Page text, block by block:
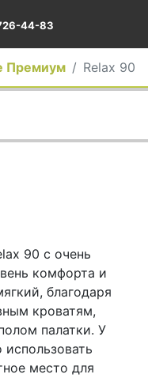
44-83
Премиум Relax 90
90 с очень
комфорта и
благодаря
кроватям,
палатки. У
место для